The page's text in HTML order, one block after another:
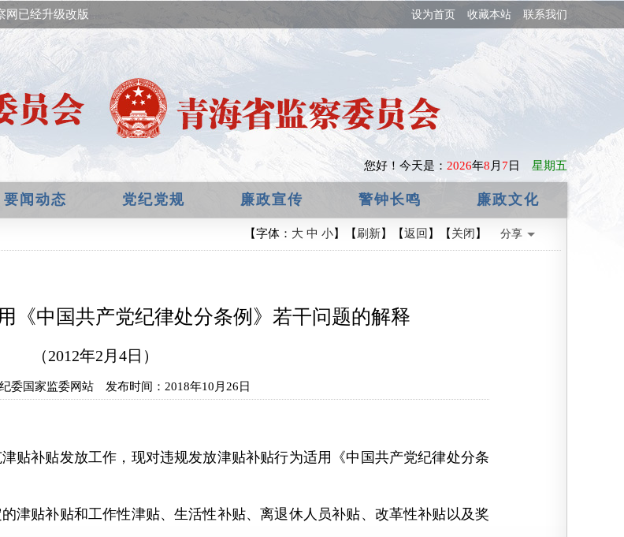
已经升级改版，欢迎提出宝贵意见！ 设为首页 收藏本站 联系我们
您好！ 今天是： 2026年8 月 7 日 星期五
要闻动态 党纪党规 廉政宣传 警钟长鸣 廉政文化
【字体： 大 中 小】【刷新】【返回 】【关闭 】 分享
《中国共产党纪律处分条例》若干问题的解释
（2012年2月4日）
委国家监委网站 发布时间： 2018年10月26日
补贴发放工作，现对违规发放津贴补贴行为适用《中国共产党纪律处分条
贴补贴和工作性津贴、生活性补贴、离退休人员补贴、改革性补贴以及奖